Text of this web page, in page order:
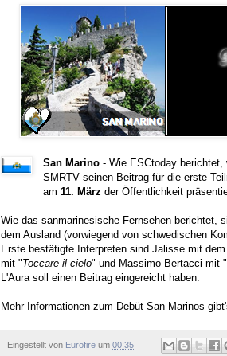
San Marino - Wie ESCtoday berichtet,
SMRTV seinen Beitrag für die erste
am11. März der Öffentlichkeit
Wie das sanmarinesische Fernsehen berichtet,
dem Ausland (vorwiegend von schwedischen
Erste bestätigte Interpreten sind Jalisse mit
mit "Toccare il cielo" und Massimo Bertacci mit "
L'Aura soll einen Beitrag eingereicht haben.
Mehr Informationen zum Debüt San Marinos
Eingestellt von Eurofire um 00:35